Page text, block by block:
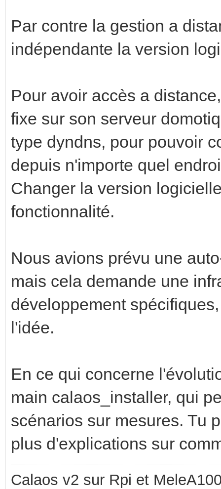
Par contre la gestion a
indépendante la version
Pour avoir accès a
fixe sur son serveur
type dyndns, pour pouvoir
depuis n'importe quel
Changer la version
fonctionnalité.
Nous avions prévu une
mais cela demande une
développement
l'idée.
En ce qui concerne
main calaos_installer, qui
scénarios sur mesures. Tu
plus d'explications sur
Calaos v2 sur Rpi et